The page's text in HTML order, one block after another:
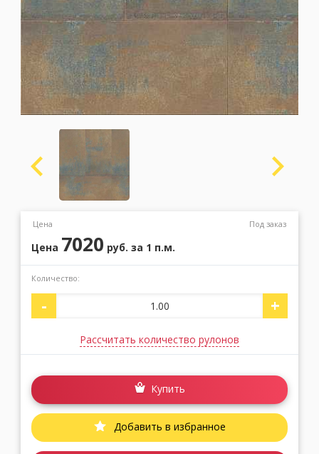
Москва (сменить город)
Заказать обратный звонок
Цена Под заказ
Цена 7020 руб. за 1 п.м.
Количество:
- +
Рассчитать количество рулонов
Купить
Добавить в избранное